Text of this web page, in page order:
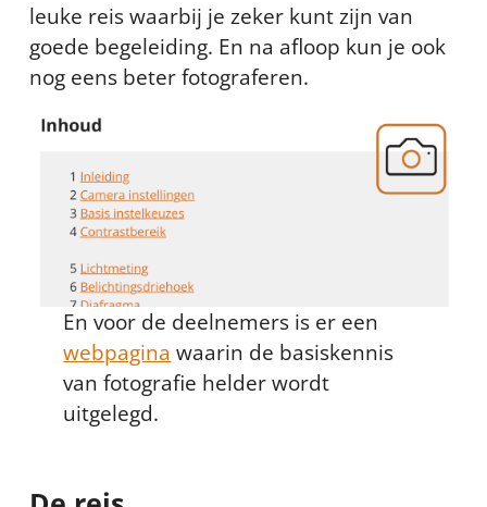
leuke reis waarbij je zeker kunt zijn van
goede begeleiding. En na afloop kun je ook
nog eens beter fotograferen.
En voor de deelnemers is er een
webpagina waarin de basiskennis
van fotografie helder wordt
uitgelegd.